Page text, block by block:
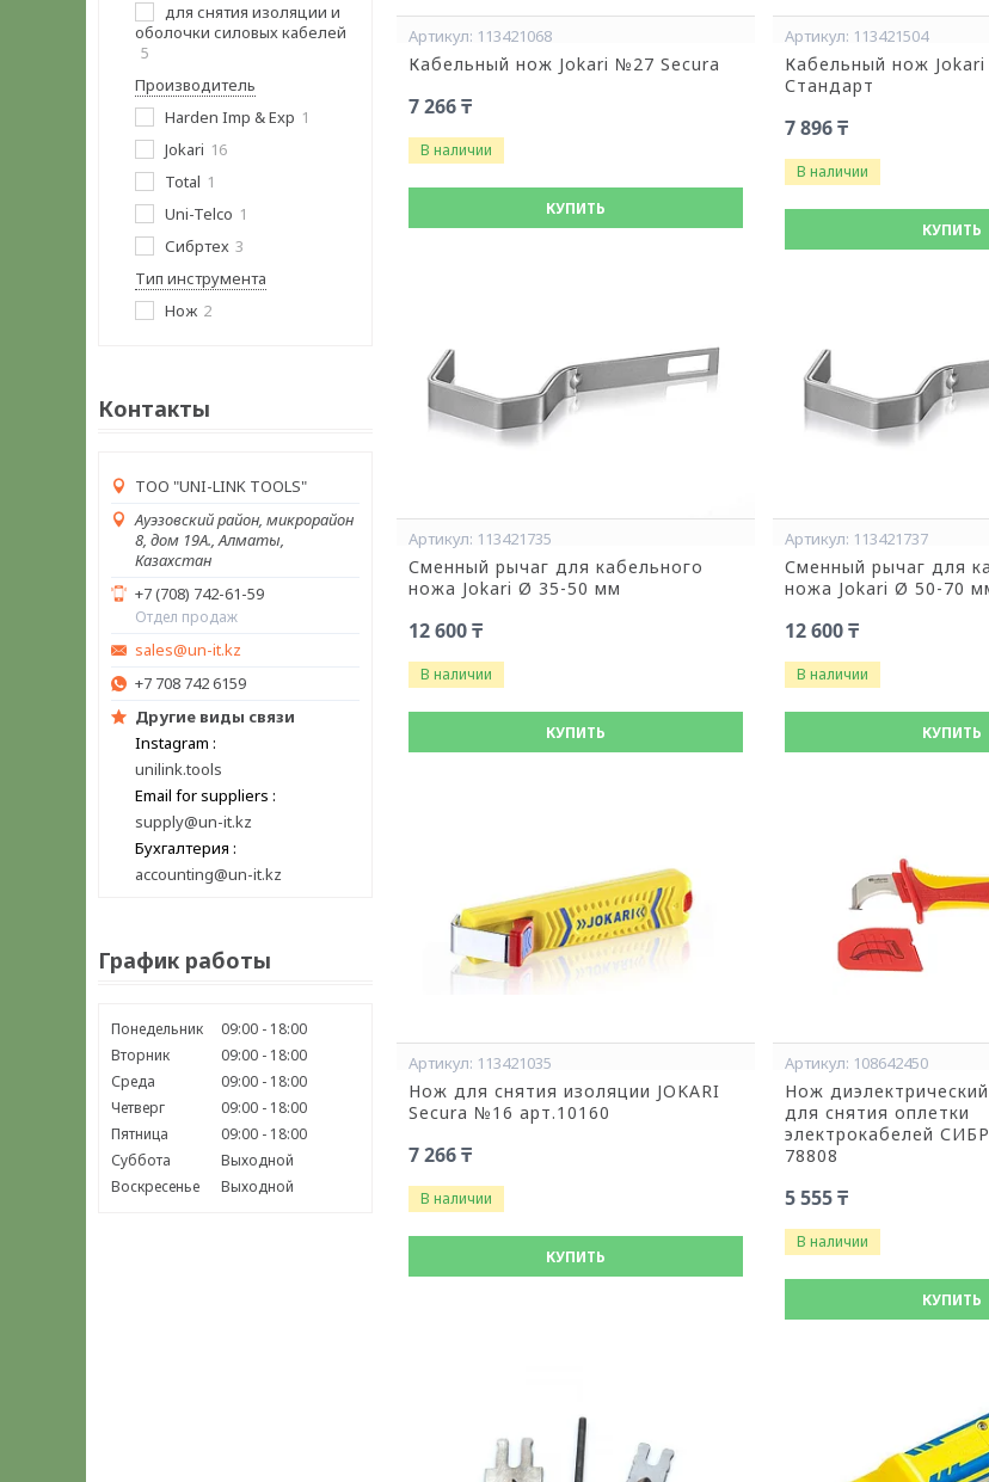
для снятия изоляции и
оболочки силовых кабелей
5
Производитель
Harden Imp & Exp 1
Jokari 16
Total 1
Uni-Telco 1
Сибртех 3
Тип инструмента
Нож 2
Контакты
ТОО "UNI-LINK TOOLS"
Ауэзовский район, микрорайон
8, дом 19А., Алматы,
Казахстан
+7 (708) 742-61-59
Отдел продаж
sales@un-it.kz
+7 708 742 6159
Другие виды связи
Instagram
unilink.tools
Email for suppliers
supply@un-it.kz
Бухгалтерия
accounting@un-it.kz
График работы
Понедельник 09:00
18:00
Вторник
09:00
18:00
Среда
09:00
18:00
Четверг
09:00
18:00
Пятница
09:00
18:00
Суббота
Выходной
Воскресенье
Выходной
113421068
Кабельный нож Jokari №27 Secura
7 266 ₸
В наличии
КУПИТЬ
113421504
Кабельный нож
Стандарт
7 896 ₸
В наличии
КУПИТЬ
113421735
Сменный рычаг для кабельного
ножа Jokari Ø 35-50 мм
12 600 ₸
В наличии
КУПИТЬ
113421737
Сменный рычаг для
ножа Jokari Ø 50-70
12 600 ₸
В наличии
КУПИТЬ
113421035
Нож для снятия изоляции JOKARI
Secura №16 арт.10160
7 266 ₸
В наличии
КУПИТЬ
108642450
Нож
для снятия оплетки
электрокабелей
78808
5 555 ₸
В наличии
КУПИТЬ